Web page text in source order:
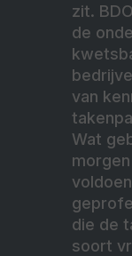
zit.
de
van
Wat
die de
soort